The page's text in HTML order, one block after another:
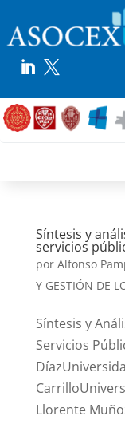
 
Síntesis y
servicios
por Alfonso
Y GESTIÓN DE
Síntesis y
Servicios
Llorente